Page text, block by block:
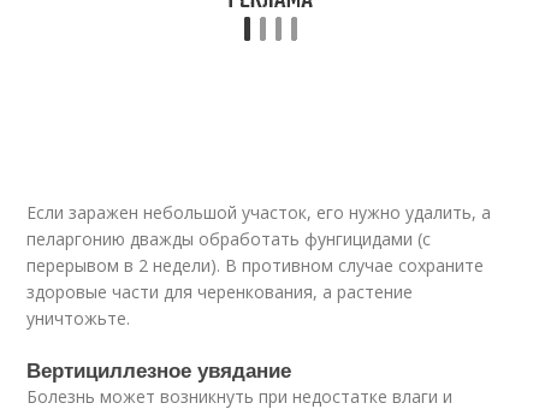
Если заражен небольшой участок, его нужно удалить, а
пеларгонию дважды обработать фунгицидами (с
перерывом в 2 недели). В противном случае сохраните
здоровые части для черенкования, а растение
уничтожьте.
Вертициллезное увядание
Болезнь может возникнуть при недостатке влаги и